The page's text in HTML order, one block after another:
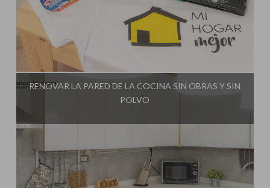
Influencer:
RENOVAR LA PARED DE LA COCINA SIN OBRAS Y SIN
POLVO